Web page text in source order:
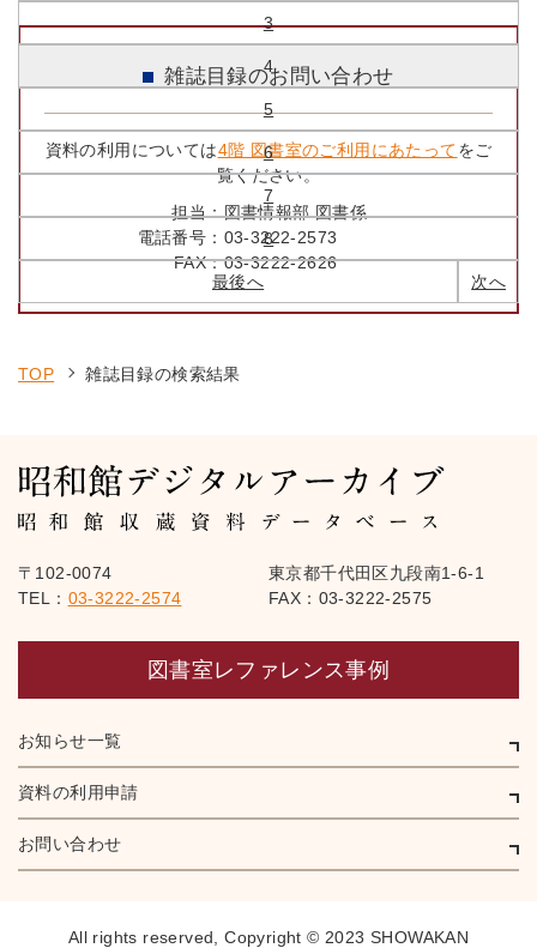
3
4
5
6
7
8
次へ
最後へ
雑誌目録のお問い合わせ
資料の利用については4階 図書室のご利用にあたってをご
覧ください。
担当：図書情報部 図書係
電話番号： 03-3222-2573
FAX：03-3222-2626
TOP 雑誌目録の検索結果
〒102-0074
東京都千代田区九段南1-6-1
TEL： 03-3222-2574 FAX：03-3222-2575
図書室レファレンス事例
お知らせ一覧
資料の利用申請
お問い合わせ
All rights reserved,Copyright © 2023 SHOWAKAN